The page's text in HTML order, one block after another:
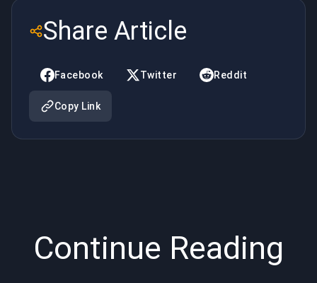
Profis
zahlen
selbst |
BuyBoosting
BuyBoosting
Share Article
Facebook Twitter Reddit
Copy Link
Continue Reading